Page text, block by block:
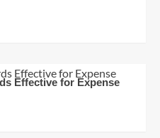
Effective for Expense